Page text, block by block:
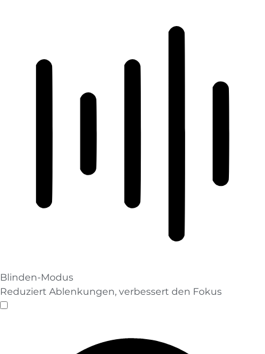
Blinden-Modus
Reduziert Ablenkungen, verbessert den Fokus
Blinden-Modus